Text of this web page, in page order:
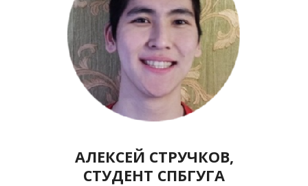
АЛЕКСЕЙ СТРУЧКОВ,
СТУДЕНТ СПБГУГА